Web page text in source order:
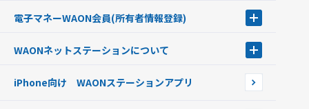
現金でチャージする
銀行口座・ATMからチャージする
オートチャージ
ポイントからチャージする
電子マネーWAON会員(所有者情報登録)
WAON POINTサービス会員登録に伴う個人データの共同利用のお知
WAONネットステーションについて
WAONネットステーションWAON端末について
iPhone向け WAONステーションアプリ